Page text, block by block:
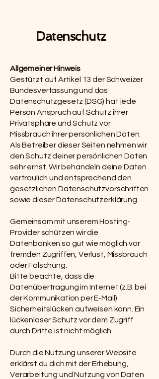
Datenschutz
Allgemeiner Hinweis
Gestützt auf Artikel 13 der Schweizer
Bundesverfassung und das
Datenschutzgesetz (DSG) hat jede
Person Anspruch auf Schutz ihrer
Privatsphäre und Schutz vor
Missbrauch ihrer persönlichen Daten.
Als Betreiber dieser Seiten nehmen wir
den Schutz deiner persönlichen Daten
sehr ernst. Wir behandeln deine Daten
vertraulich und entsprechend den
gesetzlichen Datenschutzvorschriften
sowie dieser Datenschutzerklärung.
Gemeinsam mit unserem Hosting-
Provider schützen wir die
Datenbanken so gut wie möglich vor
fremden Zugriffen, Verlust, Missbrauch
oder Fälschung.
Bitte beachte, dass die
Datenübertragung im Internet (z.B. bei
der Kommunikation per E-Mail)
Sicherheitslücken aufweisen kann. Ein
lückenloser Schutz vor dem Zugriff
durch Dritte ist nicht möglich.
Durch die Nutzung unserer Website
erklärst du dich mit der Erhebung,
Verarbeitung und Nutzung von Daten